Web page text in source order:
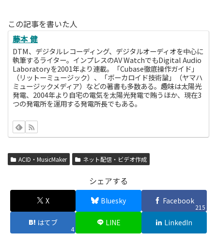
この記事を書いた人
藤本 健
DTM、デジタルレコーディング、デジタルオーディオを中心に
執筆するライター。インプレスのAV WatchでもDigital Audio
Laboratoryを2001年より連載。「Cubase徹底操作ガイド」
（リットーミュージック）、「ボーカロイド技術論」（ヤマハ
ミュージックメディア）などの著書も多数ある。趣味は太陽光
発電、2004年より自宅の電気を太陽光発電で賄うほか、現在3
つの発電所を運用する発電所長でもある。
ACID・MusicMaker ネット配信・ビデオ作成
シェアする
X Bluesky Facebook
215
はてブ
4
LINE LinkedIn